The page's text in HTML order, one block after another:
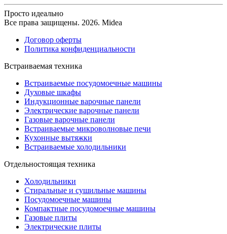
Просто идеально
Все права защищены. 2026. Midea
Договор оферты
Политика конфиденциальности
Встраиваемая техника
Встраиваемые посудомоечные машины
Духовые шкафы
Индукционные варочные панели
Электрические варочные панели
Газовые варочные панели
Встраиваемые микроволновые печи
Кухонные вытяжки
Встраиваемые холодильники
Отдельностоящая техника
Холодильники
Стиральные и сушильные машины
Посудомоечные машины
Компактные посудомоечные машины
Газовые плиты
Электрические плиты